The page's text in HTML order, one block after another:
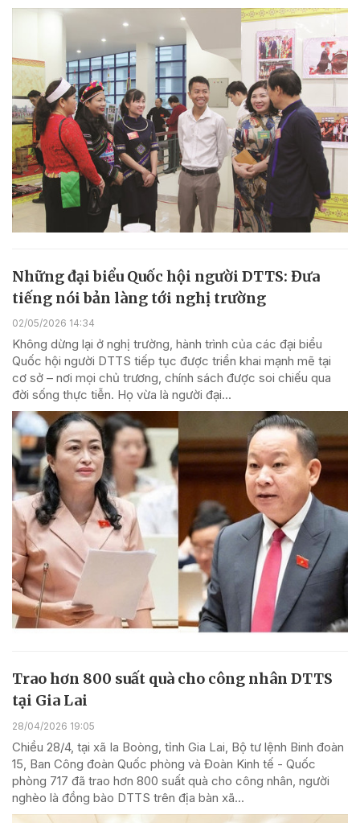
Những đại biểu Quốc hội người DTTS: Đưa
tiếng nói bản làng tới nghị trường
02/05/2026 14:34
Không dừng lại ở nghị trường, hành trình của các đại biểu
Quốc hội người DTTS tiếp tục được triển khai mạnh mẽ tại
cơ sở – nơi mọi chủ trương, chính sách được soi chiếu qua
đời sống thực tiễn. Họ vừa là người đại...
Trao hơn 800 suất quà cho công nhân DTTS
tại Gia Lai
28/04/2026 19:05
Chiều 28/4, tại xã Ia Boòng, tỉnh Gia Lai, Bộ tư lệnh Binh đoàn
15, Ban Công đoàn Quốc phòng và Đoàn Kinh tế - Quốc
phòng 717 đã trao hơn 800 suất quà cho công nhân, người
nghèo là đồng bào DTTS trên địa bàn xã...